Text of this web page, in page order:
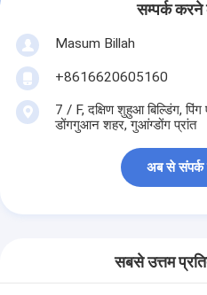
सम्पर्क करने
Masum Billah
+8616620605160
7 / F, दक्षिण शुहुआ बिल्डिंग,
डोंगगुआन शहर, गुआंग्डोंग प्रांत
अब से
सबसे उत्तम